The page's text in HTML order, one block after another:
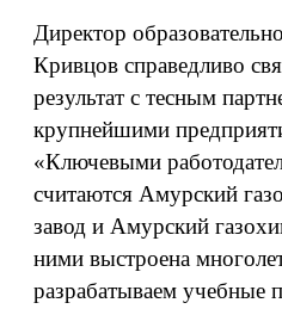
Директор
Кривцов справедливо
результат с тесным
крупнейшими
«Ключевыми
считаются Амурский
завод и Амурский
ними выстроена
разрабатываем